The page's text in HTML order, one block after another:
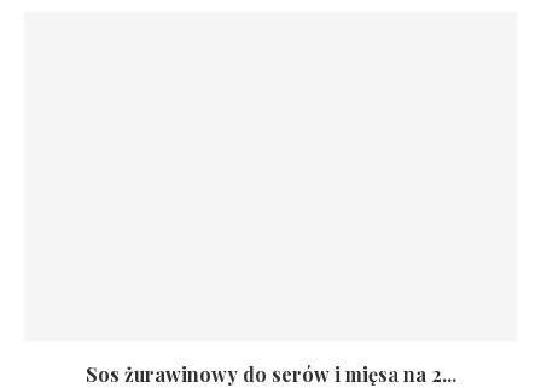
Sos żurawinowy do serów i mięsa na 2...